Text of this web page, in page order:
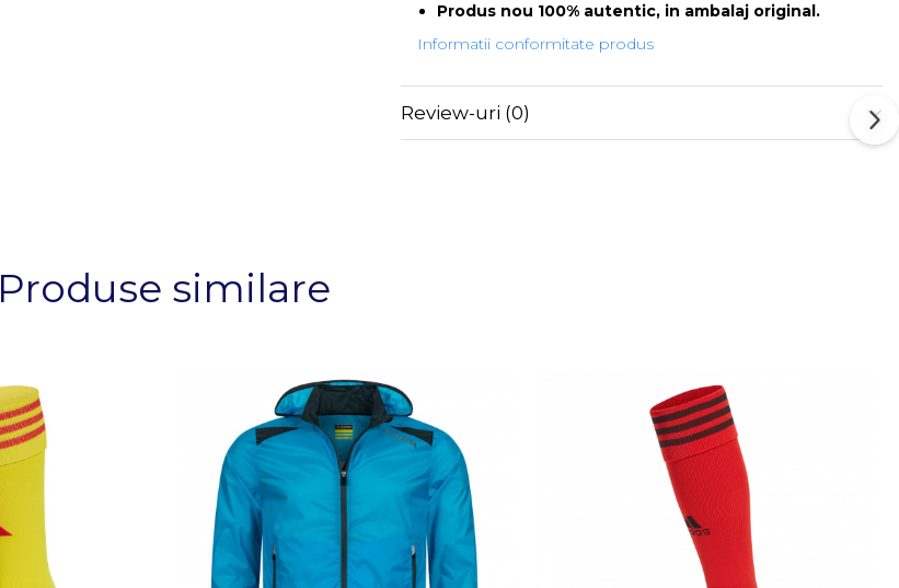
Produs nou 100% autentic, in ambalaj original.
Informatii conformitate produs
Review-uri (0)
Produse similare